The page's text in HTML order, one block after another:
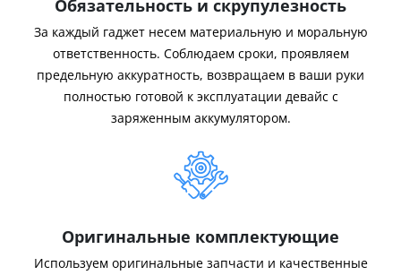
Обязательность и скрупулезность
За каждый гаджет несем материальную и моральную
ответственность. Соблюдаем сроки, проявляем
предельную аккуратность, возвращаем в ваши руки
полностью готовой к эксплуатации девайс с
заряженным аккумулятором.
Оригинальные комплектующие
Используем оригинальные запчасти и качественные